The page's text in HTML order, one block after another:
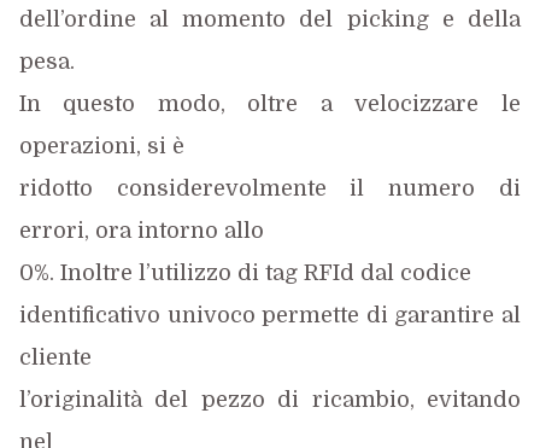
dell’ordine al momento del picking e della
pesa.
In questo modo, oltre a velocizzare le
operazioni, si è
ridotto considerevolmente il numero di
errori, ora intorno allo
0%. Inoltre l’utilizzo di tag RFId dal codice
identificativo univoco permette di garantire al
cliente
l’originalità del pezzo di ricambio, evitando
nel